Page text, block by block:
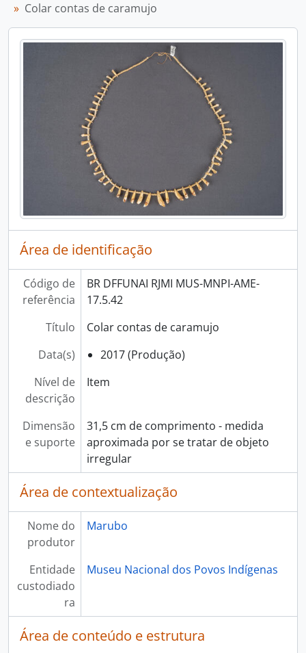
Colar contas de caramujo
Área de identificação
Código de
referência
BR DFFUNAI RJMI MUS-MNPI-AME-
17.5.42
Título
Colar contas de caramujo
Data(s)
2017 (Produção)
Nível de
descrição
Item
Dimensão
e suporte
31,5 cm de comprimento - medida
aproximada por se tratar de objeto
irregular
Área de contextualização
Nome do
produtor
Marubo
Entidade
custodiado
ra
Museu Nacional dos Povos Indígenas
Área de conteúdo e estrutura